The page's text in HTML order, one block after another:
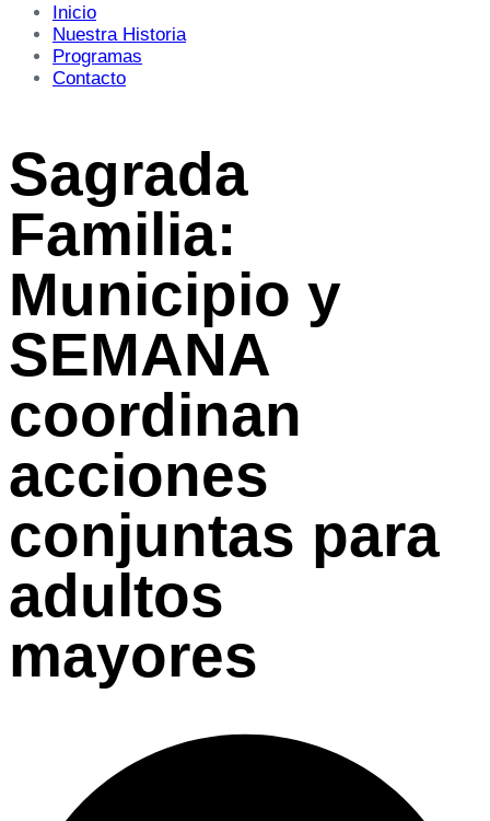
Inicio
Nuestra Historia
Programas
Contacto
Sagrada
Familia:
Municipio y
SEMANA
coordinan
acciones
conjuntas para
adultos
mayores